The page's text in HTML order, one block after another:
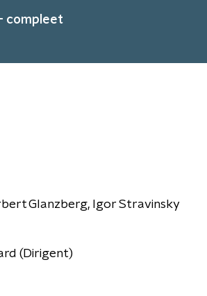
compleet
Glanzberg, Igor Stravinsky
(Dirigent)